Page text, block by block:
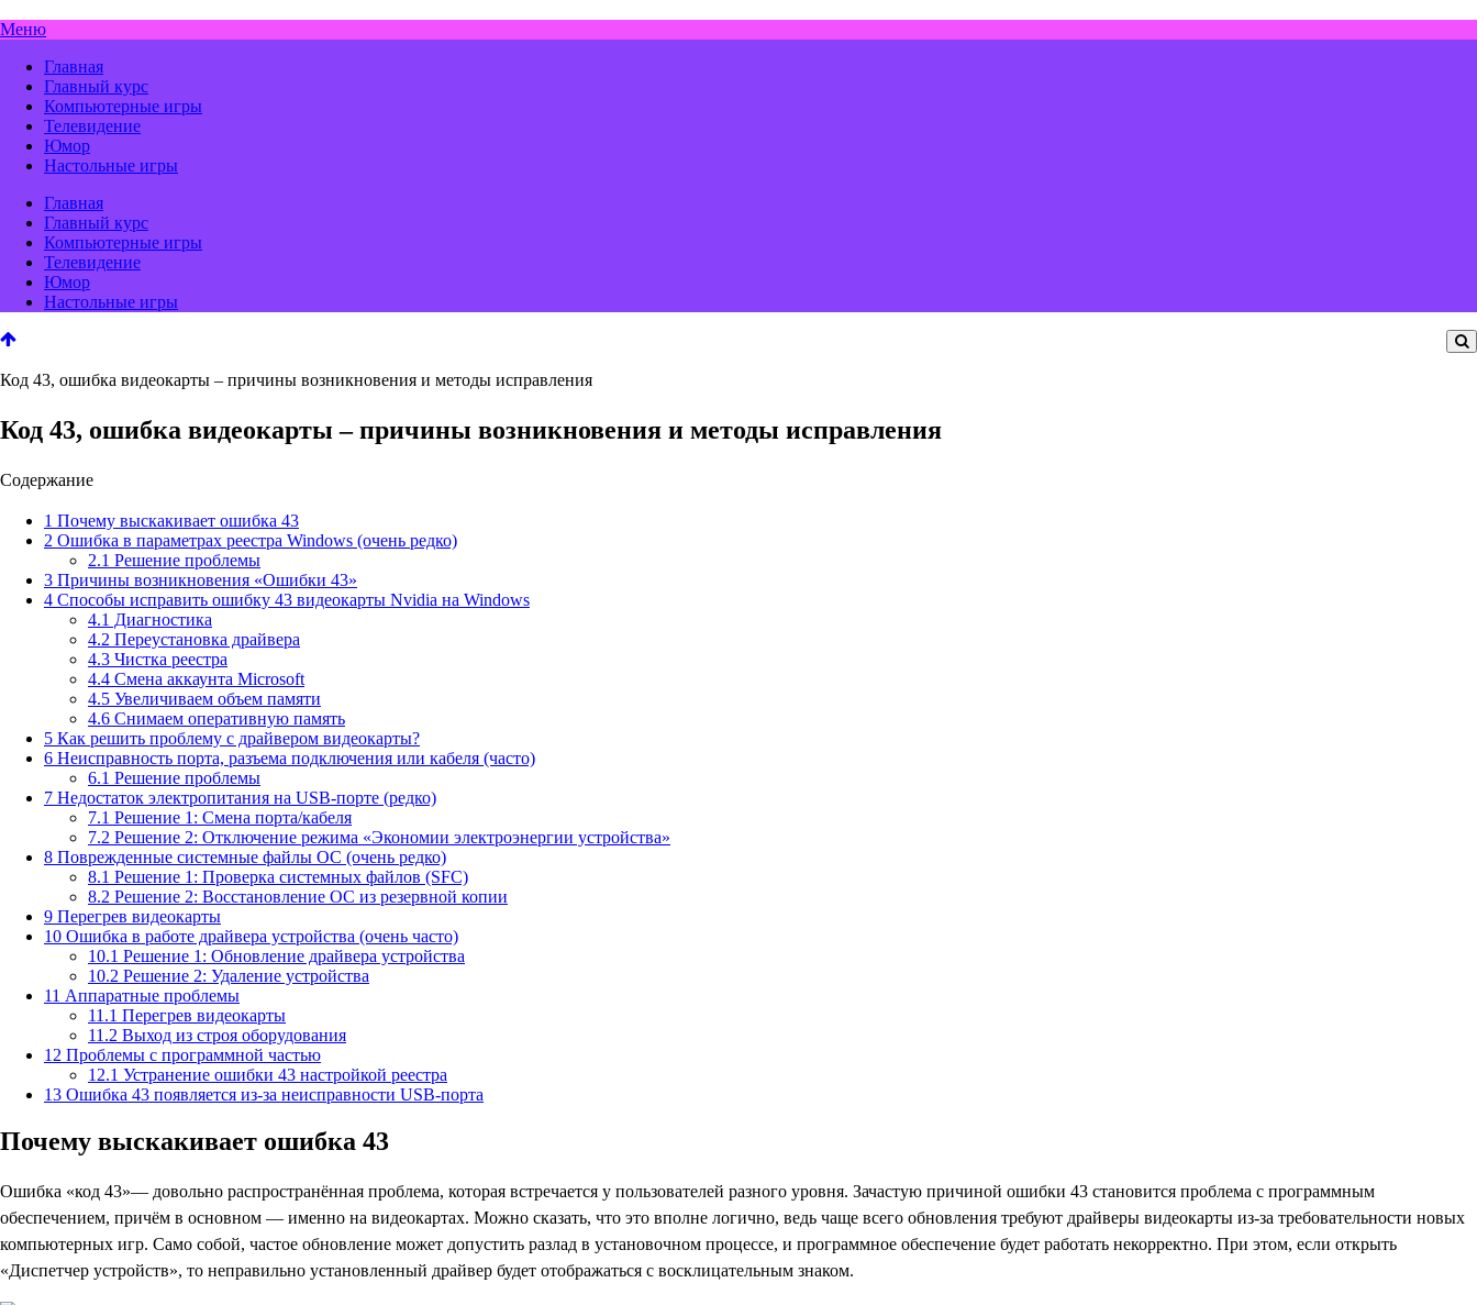
Меню
Главная
Главный курс
Компьютерные игры
Телевидение
Юмор
Настольные игры
Главная
Главный курс
Компьютерные игры
Телевидение
Юмор
Настольные игры
Код 43, ошибка видеокарты – причины возникновения и методы исправления
Код 43, ошибка видеокарты – причины возникновения и методы исправления
Содержание
1 Почему выскакивает ошибка 43
2 Ошибка в параметрах реестра Windows (очень редко)
2.1 Решение проблемы
3 Причины возникновения «Ошибки 43»
4 Способы исправить ошибку 43 видеокарты Nvidia на Windows
4.1 Диагностика
4.2 Переустановка драйвера
4.3 Чистка реестра
4.4 Смена аккаунта Microsoft
4.5 Увеличиваем объем памяти
4.6 Снимаем оперативную память
5 Как решить проблему с драйвером видеокарты?
6 Неисправность порта, разъема подключения или кабеля (часто)
6.1 Решение проблемы
7 Недостаток электропитания на USB-порте (редко)
7.1 Решение 1: Смена порта/кабеля
7.2 Решение 2: Отключение режима «Экономии электроэнергии устройства»
8 Поврежденные системные файлы ОС (очень редко)
8.1 Решение 1: Проверка системных файлов (SFC)
8.2 Решение 2: Восстановление ОС из резервной копии
9 Перегрев видеокарты
10 Ошибка в работе драйвера устройства (очень часто)
10.1 Решение 1: Обновление драйвера устройства
10.2 Решение 2: Удаление устройства
11 Аппаратные проблемы
11.1 Перегрев видеокарты
11.2 Выход из строя оборудования
12 Проблемы с программной частью
12.1 Устранение ошибки 43 настройкой реестра
13 Ошибка 43 появляется из-за неисправности USB-порта
Почему выскакивает ошибка 43
Ошибка «код 43»— довольно распространённая проблема, которая встречается у пользователей разного уровня. Зачастую причиной ошибки 43 становится проблема с программным
обеспечением, причём в основном — именно на видеокартах. Можно сказать, что это вполне логично, ведь чаще всего обновления требуют драйверы видеокарты из-за требовательности новых
компьютерных игр. Само собой, частое обновление может допустить разлад в установочном процессе, и программное обеспечение будет работать некорректно. При этом, если открыть
«Диспетчер устройств», то неправильно установленный драйвер будет отображаться с восклицательным знаком.